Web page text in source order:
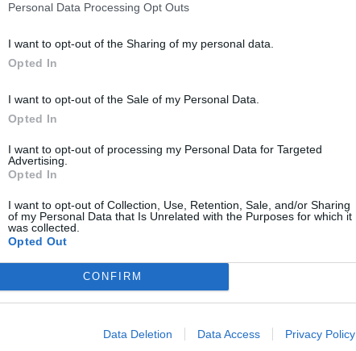
Personal Data Processing Opt Outs
I want to opt-out of the Sharing of my personal data.
Opted In
I want to opt-out of the Sale of my Personal Data.
Opted In
I want to opt-out of processing my Personal Data for Targeted
Advertising.
Opted In
I want to opt-out of Collection, Use, Retention, Sale, and/or Sharing
of my Personal Data that Is Unrelated with the Purposes for which it
was collected.
Opted Out
CONFIRM
Data Deletion Data Access Privacy Policy
Entrato 0 - 0%
Squalificato
Inutilizzato 7 - 25